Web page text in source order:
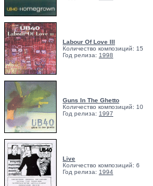
Labour Of Love III
Количество композиций: 15
Год релиза: 1998
Guns In The Ghetto
Количество композиций: 10
Год релиза: 1997
Live
Количество композиций: 6
Год релиза: 1994